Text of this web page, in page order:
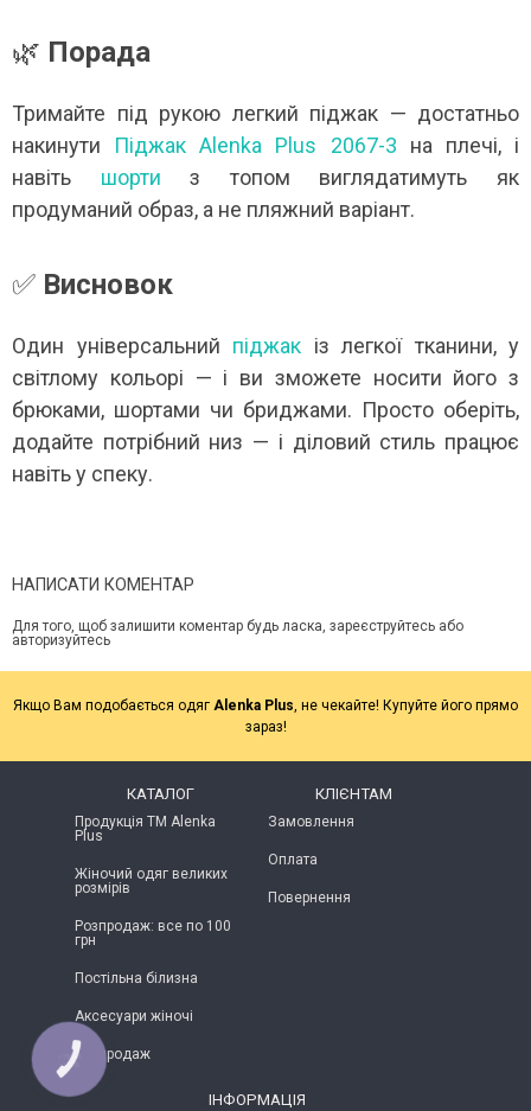
🌿 Порада
Тримайте під рукою легкий піджак — достатньо
накинути Піджак Alenka Plus 2067-3 на плечі, і
навіть шорти з топом виглядатимуть як
продуманий образ, а не пляжний варіант.
✅ Висновок
Один універсальний піджак із легкої тканини, у
світлому кольорі — і ви зможете носити його з
брюками, шортами чи бриджами. Просто оберіть,
додайте потрібний низ — і діловий стиль працює
навіть у спеку.
НАПИСАТИ КОМЕНТАР
Для того, щоб залишити коментар будь ласка, зареєструйтесь або
авторизуйтесь
Якщо Вам подобається одяг Alenka Plus, не чекайте! Купуйте його прямо
зараз!
КАТАЛОГ
Продукція ТМ Alenka
Plus
Жіночий одяг великих
розмірів
Розпродаж: все по 100
грн
Постільна білизна
Аксесуари жіночі
Розпродаж
КЛІЄНТАМ
Замовлення
Оплата
Повернення
ІНФОРМАЦІЯ
КНОПКА
ЗВ'ЯЗКУ